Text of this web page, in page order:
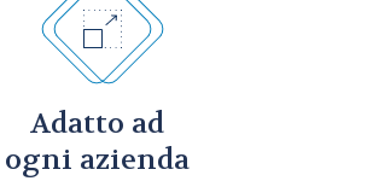
Adatto ad
ogni azienda